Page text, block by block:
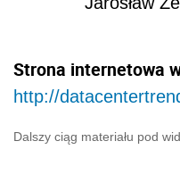
Strona internetowa
http://
Dalszy ciąg materiału pod